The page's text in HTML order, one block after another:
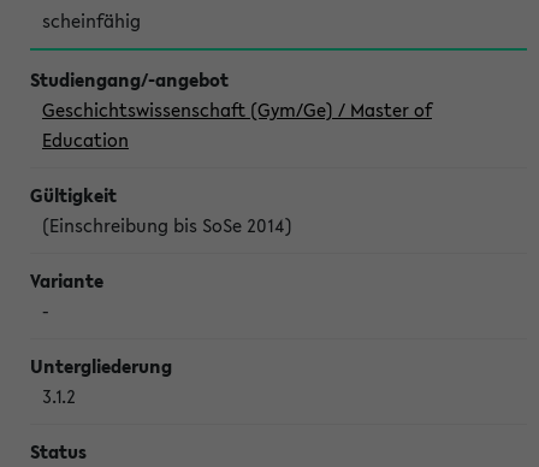
scheinfähig
Geschichtswissenschaft (Gym/Ge) / Master of
Education
(Einschreibung bis SoSe 2014)
-
3.1.2